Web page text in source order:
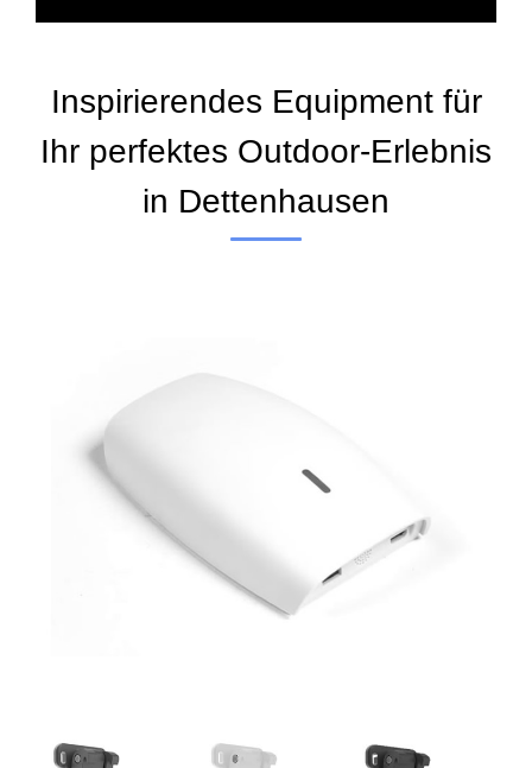
Inspirierendes Equipment für
Ihr perfektes Outdoor-Erlebnis
in Dettenhausen